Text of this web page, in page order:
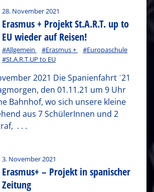
28. November 2021
Erasmus + Projekt St.A.R.T. up to
EU wieder auf Reisen!
#Allgemein #Erasmus +
#Europaschule
#St.A.R.T.UP to EU
2021 Die Spanienfahrt ˋ21
den 01.11.21 um 9 Uhr
Bahnhof, wo sich unsere kleine
aus 7 SchülerInnen und 2
. . .
3. November 2021
Erasmus+ – Projekt in spanischer
Zeitung